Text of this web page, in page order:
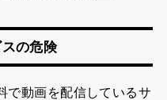
の危険
で動画を配信しているサ